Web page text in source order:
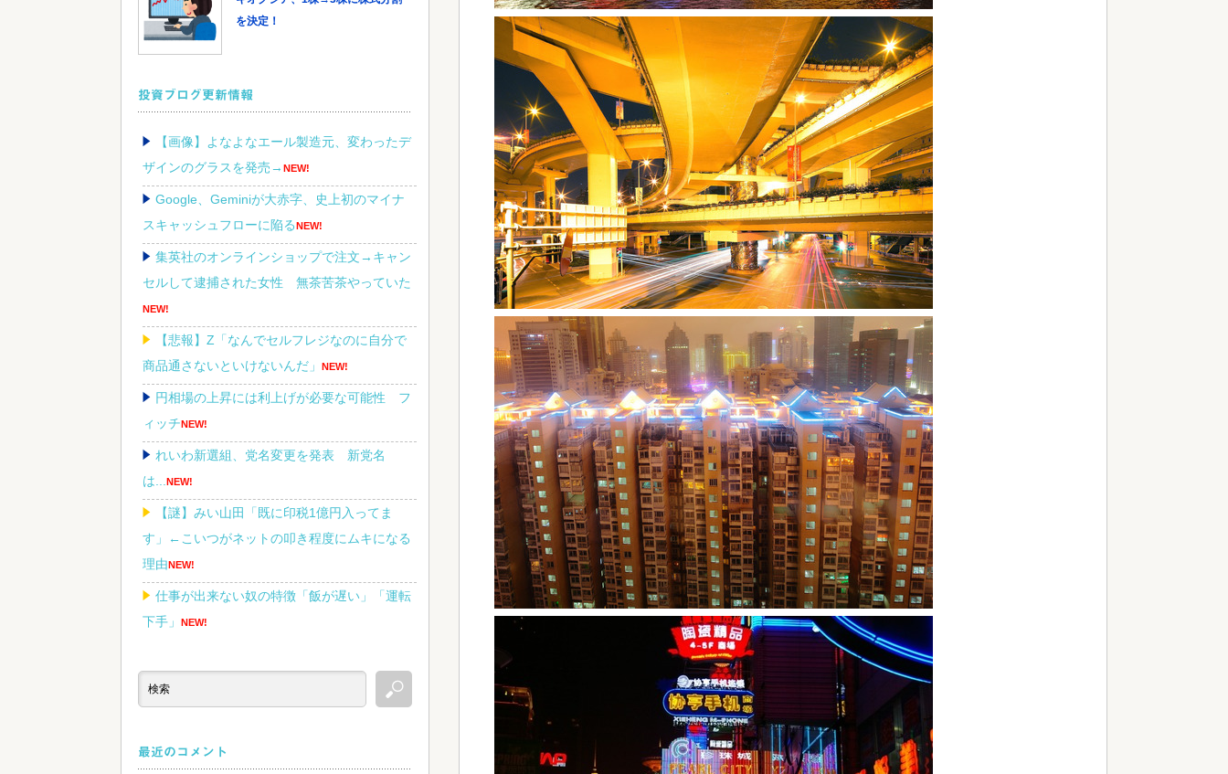
を決定！
投資ブログ更新情報
【画像】よなよなエール製造元、変わったデ
ザインのグラスを発売→ NEW!
Google、Geminiが大赤字、史上初のマイナ
スキャッシュフローに陥るNEW!
集英社のオンラインショップで注文→キャン
セルして逮捕された女性 無茶苦茶やっていた
NEW!
【悲報】Z「なんでセルフレジなのに自分で
商品通さないといけないんだ」
NEW!
円相場の上昇には利上げが必要な可能性 フ
ィッチNEW!
れいわ新選組、党名変更を発表 新党名
は...
NEW!
【謎】みい山田「既に印税1億円入ってま
す」←こいつがネットの叩き程度にムキになる
理由NEW!
仕事が出来ない奴の特徴「飯が遅い」「運転
下手」
NEW!
があると逮捕されるぞ！」→4億千万円騙し取
られるNEW!
最近のコメント